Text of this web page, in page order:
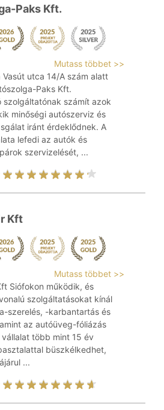
Paks Kft.
Mutass többet >>
Vasút utca 14/A szám alatt
Paks Kft.
szolgáltatónak számít azok
minőségi autószerviz és
iránt érdeklődnek. A
lefedi az autók és
szervizelését, ...
Kft
Mutass többet >>
Siófokon működik, és
szolgáltatásokat kínál
szerelés, -karbantartás és
az autóüveg-fóliázás
több mint 15 év
büszkélkedhet,
...